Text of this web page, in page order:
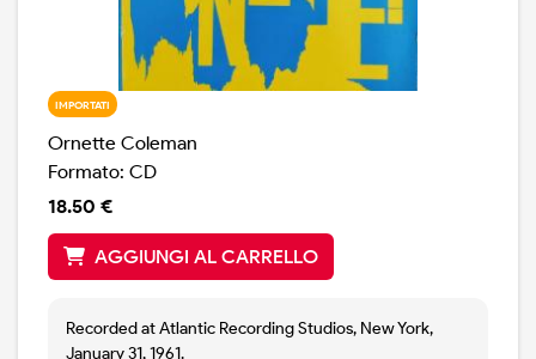
IMPORTATI
Ornette Coleman
Formato: CD
18.50 €
AGGIUNGI AL CARRELLO
Recorded at Atlantic Recording Studios, New York,
January 31, 1961.